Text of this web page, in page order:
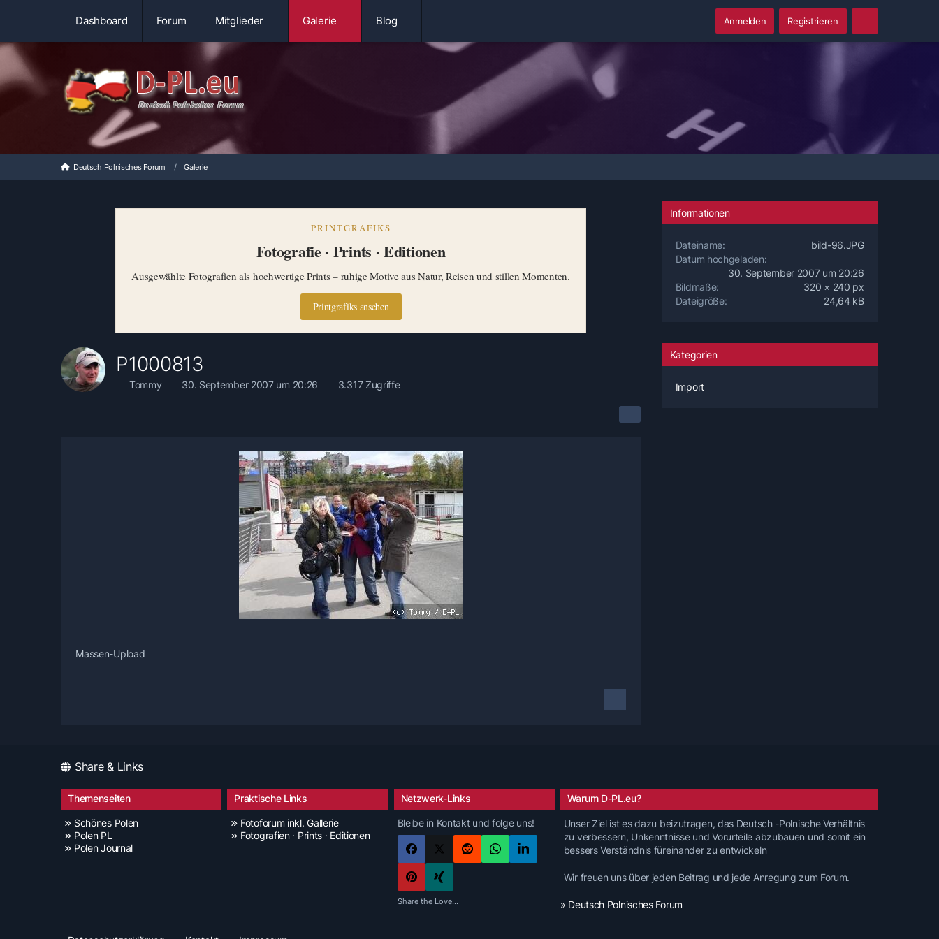
Dashboard Forum Mitglieder Galerie Blog Anmelden Registrieren
Deutsch Polnisches Forum Galerie
PRINTGRAFIKS
Fotografie · Prints · Editionen
Ausgewählte Fotografien als hochwertige Prints – ruhige Motive aus Natur, Reisen und stillen Momenten.
Printgrafiks ansehen
P1000813
Tommy 30. September 2007 um 20:26 3.317 Zugriffe
Massen-Upload
Informationen
Dateiname
bild-96.JPG
Datum hochgeladen
30. September 2007 um 20:26
Bildmaße
320 × 240 px
Dateigröße
24,64 kB
Kategorien
Import
Share & Links
Themenseiten
Schönes Polen
Polen PL
Polen Journal
Praktische Links
Fotoforum inkl. Gallerie
Fotografien · Prints · Editionen
Netzwerk-Links
Bleibe in Kontakt und folge uns!
Share the Love...
Warum D-PL.eu?
Unser Ziel ist es dazu beizutragen, das Deutsch -Polnische Verhältnis
zu verbessern, Unkenntnisse und Vorurteile abzubauen und somit ein
bessers Verständnis füreinander zu entwickeln
Wir freuen uns über jeden Beitrag und jede Anregung zum Forum.
» Deutsch Polnisches Forum